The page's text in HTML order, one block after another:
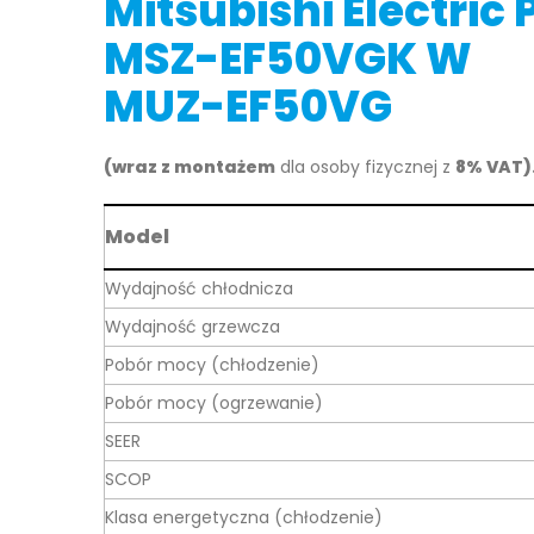
MSZ-EF50VGK W
MUZ-EF50VG
(wraz z montażem dla osoby fizycznej z 8%
Model
Wydajność chłodnicza
Wydajność grzewcza
Pobór mocy (chłodzenie)
Pobór mocy (ogrzewanie)
SEER
SCOP
Klasa energetyczna (chłodzenie)